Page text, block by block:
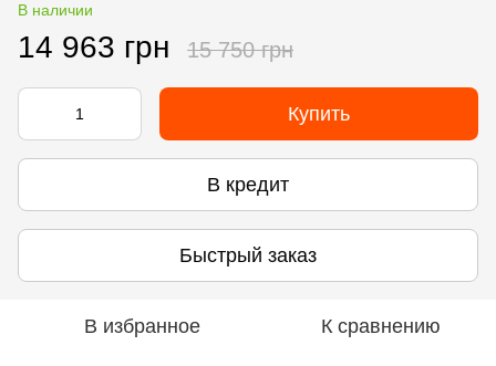
В наличии
14 963 грн 15 750 грн
Купить
В кредит
Быстрый заказ
В избранное К сравнению